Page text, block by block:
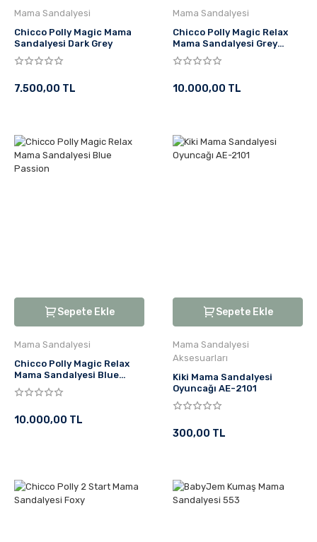
Mama Sandalyesi
Chicco Polly Magic Mama
Sandalyesi Dark Grey
7.500,00 TL
Mama Sandalyesi
Chicco Polly Magic Relax
Mama Sandalyesi Grey
Melange
10.000,00 TL
Sepete Ekle
Mama Sandalyesi
Chicco Polly Magic Relax
Mama Sandalyesi Blue
Passion
10.000,00 TL
Sepete Ekle
Mama Sandalyesi
Aksesuarları
Kiki Mama Sandalyesi
Oyuncağı AE-2101
300,00 TL